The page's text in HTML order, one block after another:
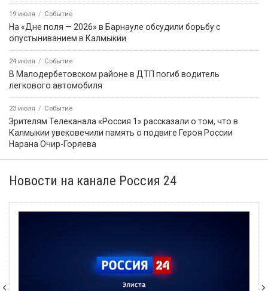
19 июля Событие
На «Дне поля — 2026» в Барнауле обсудили борьбу с
опустыниванием в Калмыкии
24 июля Событие
В Малодербетовском районе в ДТП погиб водитель
легкового автомобиля
23 июля Событие
Зрителям Телеканала «Россия 1» рассказали о том, что в
Калмыкии увековечили память о подвиге Героя России
Нарана Очир-Горяева
Новости на канале Россия 24